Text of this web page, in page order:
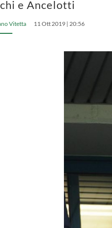
e Ancelotti
Vitetta 11 Ott 2019 | 20:56